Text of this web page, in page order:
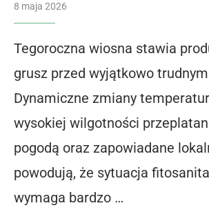
8 maja 2026
Tegoroczna wiosna stawia
grusz przed wyjątkowo
Dynamiczne zmiany
wysokiej wilgotności
pogodą oraz zapowiadane
powodują, że sytuacja
wymaga bardzo …